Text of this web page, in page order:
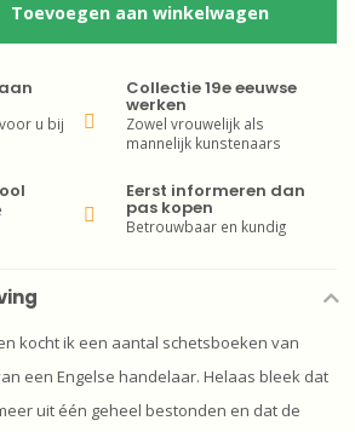
Toevoegen aan winkelwagen
u bij
Collectie 19e eeuwse
werken
Zowel vrouwelijk als
mannelijk kunstenaars
Eerst informeren dan
pas kopen
Betrouwbaar en kundig
kocht ik een aantal schetsboeken van
een Engelse handelaar. Helaas bleek dat
uit één geheel bestonden en dat de